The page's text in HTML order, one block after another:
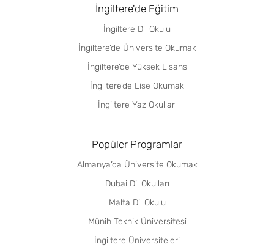
İngiltere'de Eğitim
İngiltere Dil Okulu
İngiltere’de Üniversite Okumak
İngiltere’de Yüksek Lisans
İngiltere’de Lise Okumak
İngiltere Yaz Okulları
Popüler Programlar
Almanya’da Üniversite Okumak
Dubai Dil Okulları
Malta Dil Okulu
Münih Teknik Üniversitesi
İngiltere Üniversiteleri